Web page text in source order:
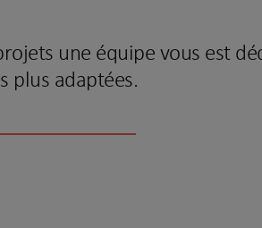
une équipe vous est
plus adaptées.